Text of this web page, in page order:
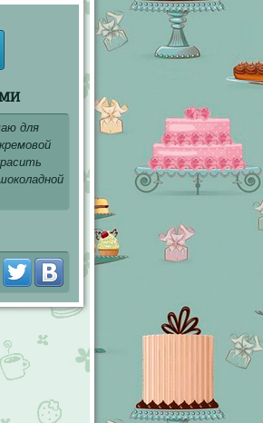
для